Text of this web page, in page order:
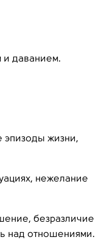
и даванием.
эпизоды жизни,
нежелание
безразличие
над отношениями.